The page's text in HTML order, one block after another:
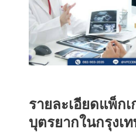
รายละเอียดแพ็ก
บุตรยากในกรุงเ